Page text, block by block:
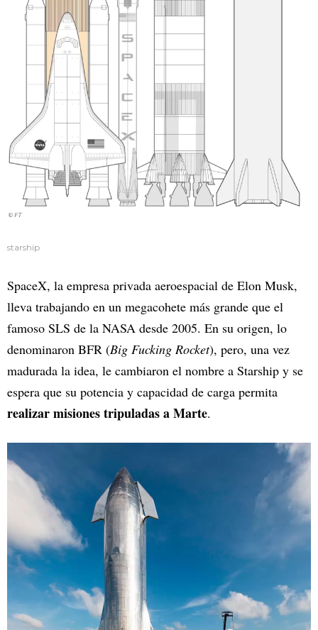
starship
SpaceX, la empresa privada aeroespacial de Elon Musk,
lleva trabajando en un megacohete más grande que el
famoso SLS de la NASA desde 2005. En su origen, lo
denominaron BFR (Big Fucking Rocket), pero, una vez
madurada la idea, le cambiaron el nombre a Starship y se
espera que su potencia y capacidad de carga permita
realizar misiones tripuladas a Marte.